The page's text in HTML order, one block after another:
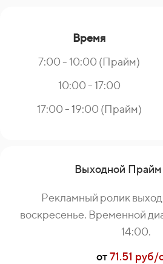
Время
7:00 - 10:00 (Прайм)
10:00 - 17:00
17:00 - 19:00 (Прайм)
Выходной
Рекламный ролик
воскресенье. Временной
14:00.
от71.51 руб/